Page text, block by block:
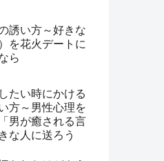
誘い方～好きな
を花火デートに
ら
たい時にかける
方～男性心理を
男が癒される言
な人に送ろう